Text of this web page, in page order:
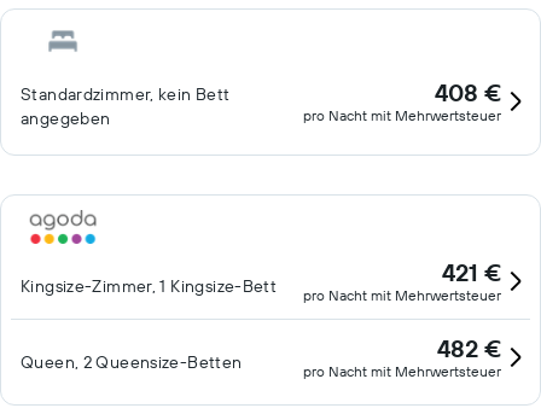
Standardzimmer, kein Bett
angegeben
408 €
pro Nacht mit Mehrwertsteuer
Kingsize-Zimmer, 1 Kingsize-Bett 421 €
pro Nacht mit Mehrwertsteuer
Queen, 2 Queensize-Betten 482 €
pro Nacht mit Mehrwertsteuer